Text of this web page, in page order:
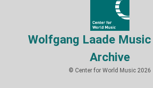
Wolfgang Laade
Archive
© Center for World Music 2026